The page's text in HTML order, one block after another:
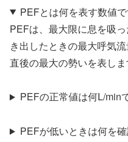
PEFとは何を表す数値で
PEFは、最大限に息を吸
き出したときの最大呼気
直後の最大の勢いを表しま
PEFの正常値は何L/min
PEFが低いときは何を